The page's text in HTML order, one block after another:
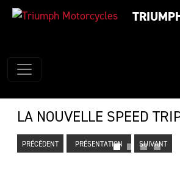
LA NOUVELLE SPEED
PRÉCÉDENT PRÉSENTATION SUIVANT